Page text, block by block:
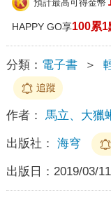
預計最高可得金幣
HAPPY GO享100累1
分類： 電子書 ＞
追蹤
作者： 馬立、大獵
出版社： 海穹
出版日： 2019/03/11